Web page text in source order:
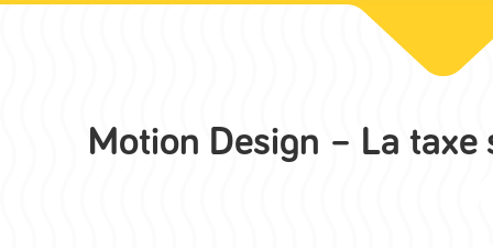
Motion Design – La taxe